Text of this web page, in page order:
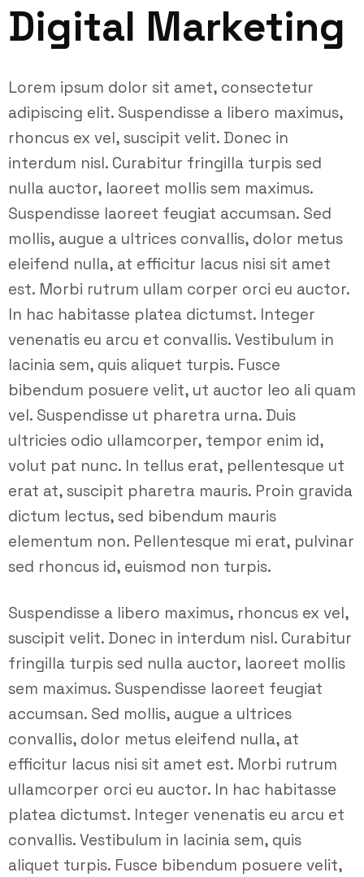
Digital Marketing
Lorem ipsum dolor sit amet, consectetur
adipiscing elit. Suspendisse a libero maximus,
rhoncus ex vel, suscipit velit. Donec in
interdum nisl. Curabitur fringilla turpis sed
nulla auctor, laoreet mollis sem maximus.
Suspendisse laoreet feugiat accumsan. Sed
mollis, augue a ultrices convallis, dolor metus
eleifend nulla, at efficitur lacus nisi sit amet
est. Morbi rutrum ullam corper orci eu auctor.
In hac habitasse platea dictumst. Integer
venenatis eu arcu et convallis. Vestibulum in
lacinia sem, quis aliquet turpis. Fusce
bibendum posuere velit, ut auctor leo ali quam
vel. Suspendisse ut pharetra urna. Duis
ultricies odio ullamcorper, tempor enim id,
volut pat nunc. In tellus erat, pellentesque ut
erat at, suscipit pharetra mauris. Proin gravida
dictum lectus, sed bibendum mauris
elementum non. Pellentesque mi erat, pulvinar
sed rhoncus id, euismod non turpis.
Suspendisse a libero maximus, rhoncus ex vel,
suscipit velit. Donec in interdum nisl. Curabitur
fringilla turpis sed nulla auctor, laoreet mollis
sem maximus. Suspendisse laoreet feugiat
accumsan. Sed mollis, augue a ultrices
convallis, dolor metus eleifend nulla, at
efficitur lacus nisi sit amet est. Morbi rutrum
ullamcorper orci eu auctor. In hac habitasse
platea dictumst. Integer venenatis eu arcu et
convallis. Vestibulum in lacinia sem, quis
aliquet turpis. Fusce bibendum posuere velit,